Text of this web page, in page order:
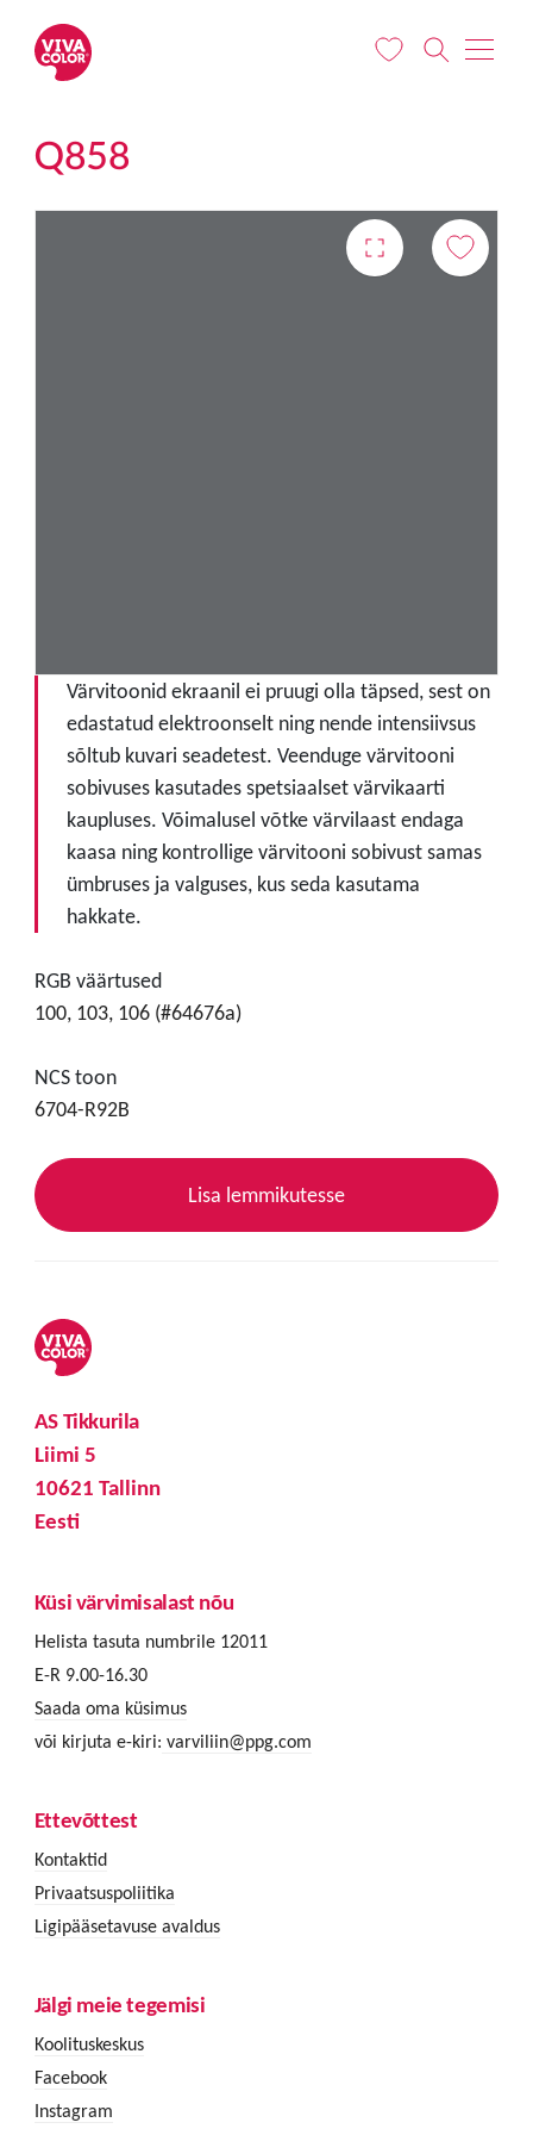
Q858
Värvitoonid ekraanil ei pruugi olla täpsed, sest on
edastatud elektroonselt ning nende intensiivsus
sõltub kuvari seadetest. Veenduge värvitooni
sobivuses kasutades spetsiaalset värvikaarti
kaupluses. Võimalusel võtke värvilaast endaga
kaasa ning kontrollige värvitooni sobivust samas
ümbruses ja valguses, kus seda kasutama
hakkate.
RGB väärtused
100, 103, 106 (#64676a)
NCS toon
6704-R92B
Lisa lemmikutesse
AS Tikkurila
Liimi 5
10621 Tallinn
Eesti
Küsi värvimisalast nõu
Helista tasuta numbrile 12011
E-R 9.00-16.30
Saada oma küsimus
või kirjuta e-kiri: varviliin@ppg.com
Ettevõttest
Kontaktid
Privaatsuspoliitika
Ligipääsetavuse avaldus
Jälgi meie tegemisi
Koolituskeskus
Facebook
Instagram